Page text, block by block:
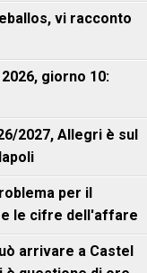
vi racconto
giorno 10:
2027, Allegri è sul
per il
le cifre dell'affare
arrivare a Castel